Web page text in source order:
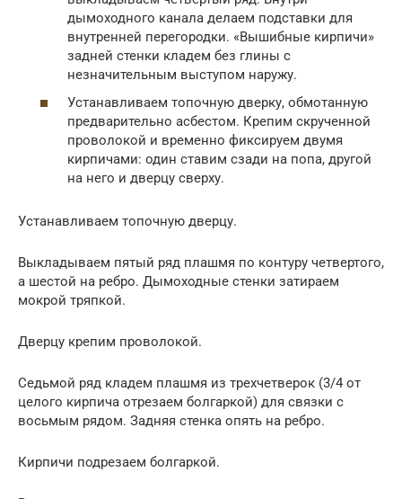
дымоходного канала делаем подставки для
внутренней перегородки. «Вышибные кирпичи»
задней стенки кладем без глины с
незначительным выступом наружу.
Устанавливаем топочную дверку, обмотанную
предварительно асбестом. Крепим скрученной
проволокой и временно фиксируем двумя
кирпичами: один ставим сзади на попа, другой
на него и дверцу сверху.
Устанавливаем топочную дверцу.
Выкладываем пятый ряд плашмя по контуру четвертого,
а шестой на ребро. Дымоходные стенки затираем
мокрой тряпкой.
Дверцу крепим проволокой.
Седьмой ряд кладем плашмя из трехчетверок (3/4 от
целого кирпича отрезаем болгаркой) для связки с
восьмым рядом. Задняя стенка опять на ребро.
Кирпичи подрезаем болгаркой.